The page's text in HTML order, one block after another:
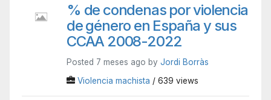
% de condenas por violencia
de género en España y sus
CCAA 2008-2022
Posted 7 meses ago by Jordi Borràs
Violencia machista / 639 views